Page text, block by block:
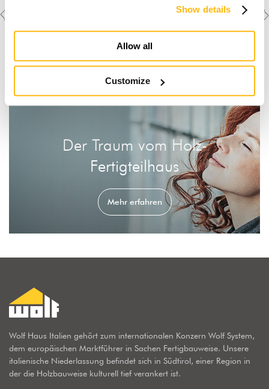
Show details
Allow all
Customize
Weitere Objekte
Next
Der Traum vom Holz-
Fertigteilhaus
Mehr erfahren
Wolf Haus Italien gehört zum internationalen Konzern Wolf System,
dem europäischen Marktführer in Sachen Fertigbauweise. Unsere
italienische Niederlassung befindet sich in Südtirol, einer Region in
der die Holzbauweise kulturell tief verankert ist.